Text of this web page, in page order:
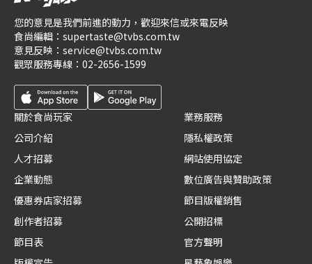
您的意見是我們前進的動力，歡迎來信或來電反映
食尚編輯： supertaste@tvbs.com.tw
意見反映： service@tvbs.com.tw
觀眾服務專線： 02-2656-1599
關於食尚玩家
公司介紹
人才招募
企業動態
優惠券店家招募
創作者招募
節目表
業務服務
隱私權政策
網站使用協定
數位廣告與贊助政策
節目版權銷售
公開招標
官方聲明